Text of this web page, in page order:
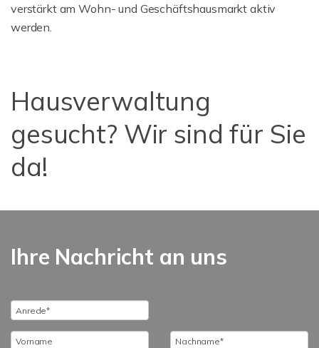
verstärkt am Wohn- und Geschäftshausmarkt aktiv
werden.
Hausverwaltung
gesucht? Wir sind für Sie
da!
Ihre Nachricht an uns